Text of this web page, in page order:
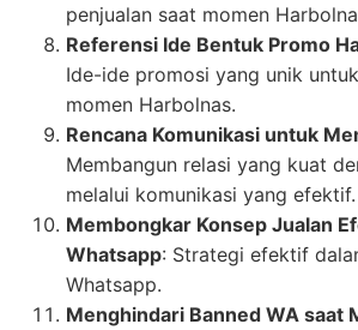
penjualan saat momen
Referensi Ide Bentuk Promo
Ide-ide promosi yang unik
momen Harbolnas.
Rencana Komunikasi untuk
Membangun relasi yang kuat
melalui komunikasi yang efektif.
Membongkar Konsep Jualan
Whatsapp: Strategi efektif
Whatsapp.
Menghindari Banned WA saat